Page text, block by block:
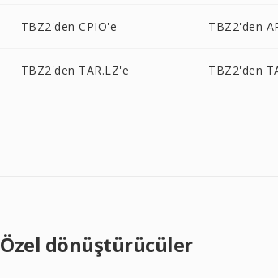
TBZ2'den CPIO'e TBZ2'den
TBZ2'den TAR.LZ'e TBZ2'den
Özel dönüştürücüler